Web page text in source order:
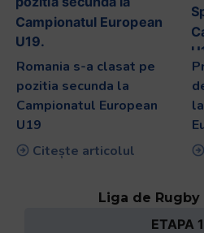
Romania s-a clasat pe
pozitia secunda la
Campionatul European
U19
Citește articolul
Liga de Rugby
ETAPA